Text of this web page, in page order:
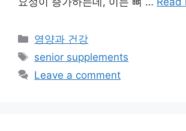
Categories
영양과 건강
Tags
senior supplements
Leave a comment